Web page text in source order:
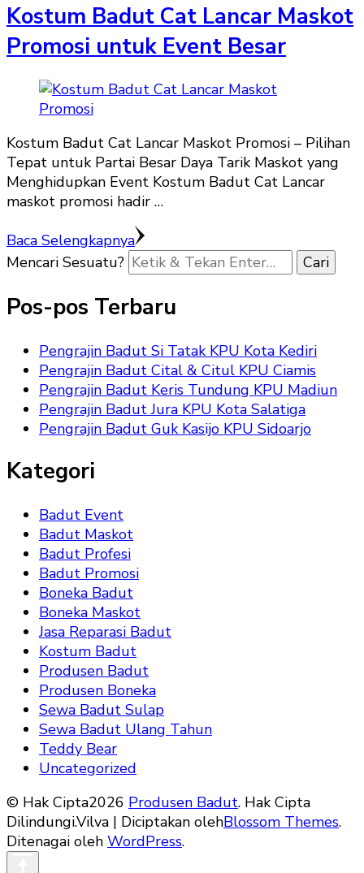
Kostum Badut Cat Lancar Maskot
Promosi untuk Event Besar
Kostum Badut Cat Lancar Maskot Promosi – Pilihan
Tepat untuk Partai Besar Daya Tarik Maskot yang
Menghidupkan Event Kostum Badut Cat Lancar
maskot promosi hadir …
Baca Selengkapnya
Mencari Sesuatu?
Pos-pos Terbaru
Pengrajin Badut Si Tatak KPU Kota Kediri
Pengrajin Badut Cital & Citul KPU Ciamis
Pengrajin Badut Keris Tundung KPU Madiun
Pengrajin Badut Jura KPU Kota Salatiga
Pengrajin Badut Guk Kasijo KPU Sidoarjo
Kategori
Badut Event
Badut Maskot
Badut Profesi
Badut Promosi
Boneka Badut
Boneka Maskot
Jasa Reparasi Badut
Kostum Badut
Produsen Badut
Produsen Boneka
Sewa Badut Sulap
Sewa Badut Ulang Tahun
Teddy Bear
Uncategorized
© Hak Cipta2026 Produsen Badut. Hak Cipta
Dilindungi.Vilva | Diciptakan olehBlossom Themes.
Ditenagai oleh WordPress.